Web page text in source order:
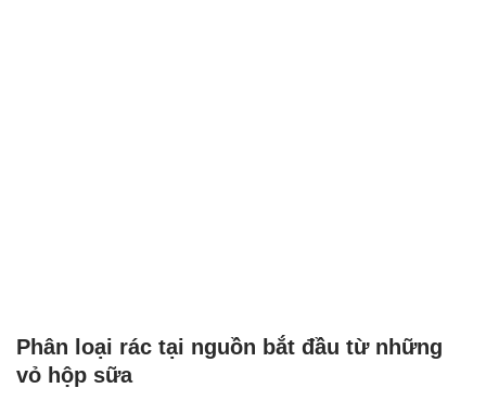
Phân loại rác tại nguồn bắt đầu từ những
vỏ hộp sữa